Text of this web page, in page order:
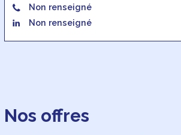
Non renseigné
Non renseigné
Nos offres